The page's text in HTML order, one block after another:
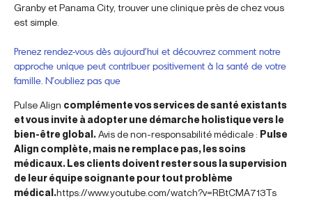
Granby et Panama City, trouver une clinique près de chez vous
est simple.
Prenez rendez-vous dès aujourd’hui et découvrez comment notre
approche unique peut contribuer positivement à la santé de votre
famille. N’oubliez pas que
Pulse Align complémente vos services de santé existants
et vous invite à adopter une démarche holistique vers le
bien-être global.Avis de non-responsabilité médicale : Pulse
Align complète, mais ne remplace pas, les soins
médicaux. Les clients doivent rester sous la supervision
de leur équipe soignante pour tout problème
médical.https://www.youtube.com/watch?v=RBtCMA713Ts